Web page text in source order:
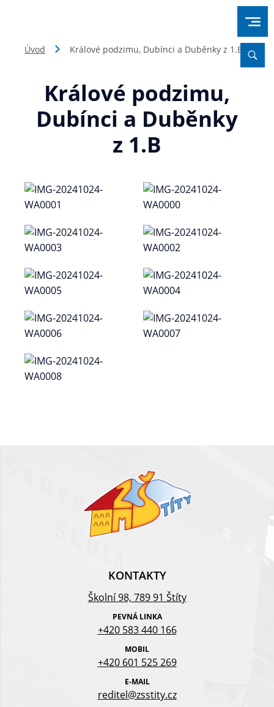
Úvod Králové podzimu, Dubínci a Duběnky z 1.B
Králové podzimu,
Dubínci a Duběnky
z 1.B
KONTAKTY
Školní 98, 789 91 Štíty
PEVNÁ LINKA
+420 583 440 166
MOBIL
+420 601 525 269
E-MAIL
reditel@zsstity.cz